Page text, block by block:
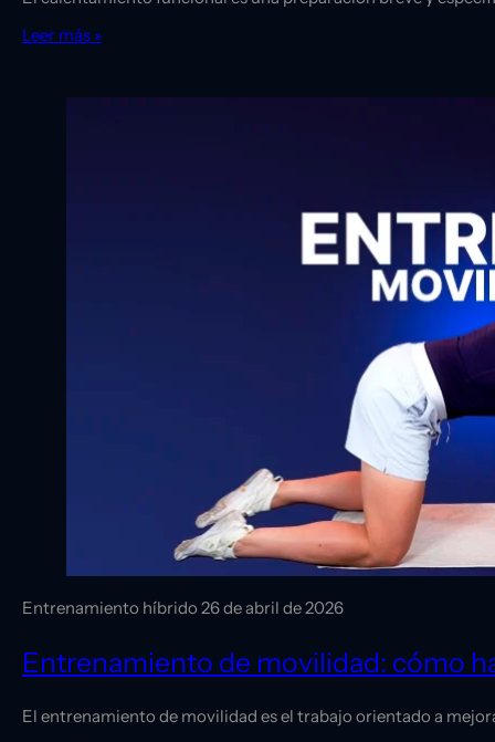
Leer más »
Entrenamiento híbrido 26 de abril de 2026
Entrenamiento de movilidad: cómo
El entrenamiento de movilidad es el trabajo orientado a